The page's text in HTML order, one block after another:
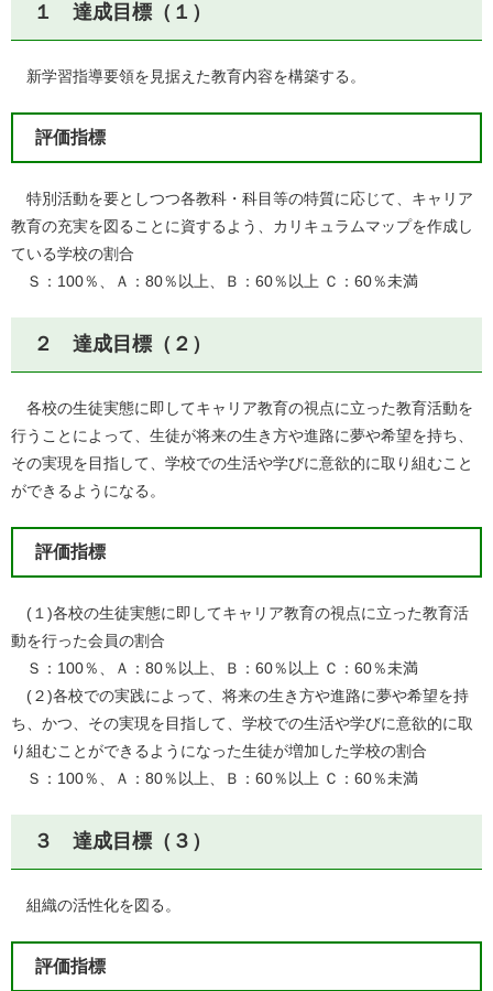
１ 達成目標（１）
新学習指導要領を見据えた教育内容を構築する。
評価指標
特別活動を要としつつ各教科・科目等の特質に応じて、キャリア
教育の充実を図ることに資するよう、カリキュラムマップを作成し
ている学校の割合
Ｓ：100％、Ａ：80％以上、Ｂ：60％以上 Ｃ：60％未満
２ 達成目標（２）
各校の生徒実態に即してキャリア教育の視点に立った教育活動を
行うことによって、生徒が将来の生き方や進路に夢や希望を持ち、
その実現を目指して、学校での生活や学びに意欲的に取り組むこと
ができるようになる。
評価指標
(１)各校の生徒実態に即してキャリア教育の視点に立った教育活
動を行った会員の割合
Ｓ：100％、Ａ：80％以上、Ｂ：60％以上 Ｃ：60％未満
(２)各校での実践によって、将来の生き方や進路に夢や希望を持
ち、かつ、その実現を目指して、学校での生活や学びに意欲的に取
り組むことができるようになった生徒が増加した学校の割合
Ｓ：100％、Ａ：80％以上、Ｂ：60％以上 Ｃ：60％未満
３ 達成目標（３）
組織の活性化を図る。
評価指標